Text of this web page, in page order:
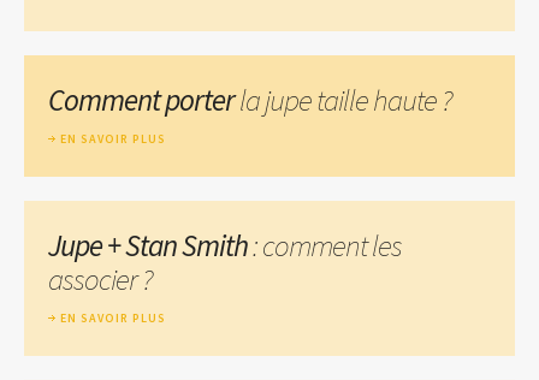
Comment porterla jupe taille haute ?
EN SAVOIR PLUS
Jupe + Stan Smith: comment les
associer ?
EN SAVOIR PLUS